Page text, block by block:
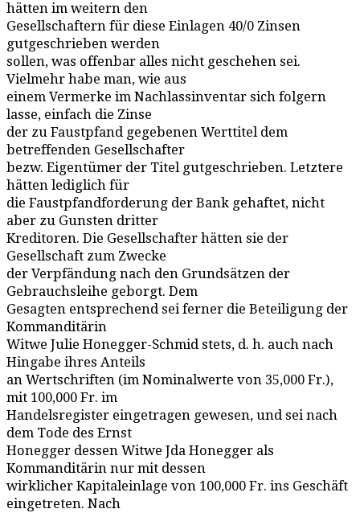
hätten im weitern den
Gesellschaftern für diese Einlagen 40/0 Zinsen
gutgeschrieben werden
sollen, was offenbar alles nicht geschehen sei.
Vielmehr habe man, wie aus
einem Vermerke im Nachlassinventar sich folgern
lasse, einfach die Zinse
der zu Faustpfand gegebenen Werttitel dem
betreffenden Gesellschafter
bezw. Eigentümer der Titel gutgeschrieben. Letztere
hätten lediglich für
die Faustpfandforderung der Bank gehaftet, nicht
aber zu Gunsten dritter
Kreditoren. Die Gesellschafter hätten sie der
Gesellschaft zum Zwecke
der Verpfändung nach den Grundsätzen der
Gebrauchsleihe geborgt. Dem
Gesagten entsprechend sei ferner die Beteiligung der
Kommanditärin
Witwe Julie Honegger-Schmid stets, d. h. auch nach
Hingabe ihres Anteils
an Wertschriften (im Nominalwerte von 35,000 Fr.),
mit 100,000 Fr. im
Handelsregister eingetragen gewesen, und sei nach
dem Tode des Ernst
Honegger dessen Witwe Jda Honegger als
Kommanditärin nur mit dessen
wirklicher Kapitaleinlage von 100,000 Fr. ins Geschäft
eingetreten. Nach